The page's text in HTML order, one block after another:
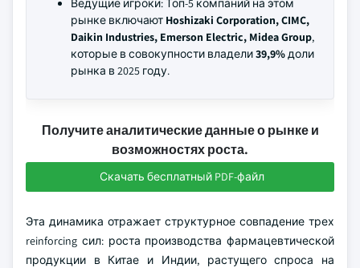
Ведущие игроки: Топ-5 компаний на этом
рынке включают Hoshizaki Corporation, CIMC,
Daikin Industries, Emerson Electric, Midea Group,
которые в совокупности владели39,9%доли
рынка в 2025 году.
Получите аналитические данные о рынке и
возможностях роста.
Скачать бесплатный PDF-файл
Эта динамика отражает структурное совпадение трех
reinforcing сил: роста производства фармацевтической
продукции в Китае и Индии, растущего спроса на